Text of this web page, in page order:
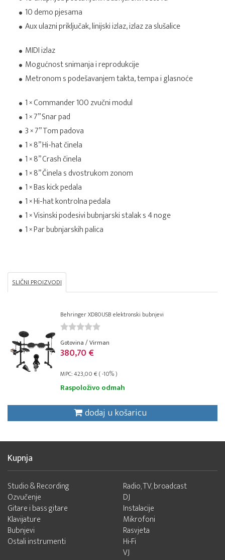
10 demo pjesama
Aux ulazni priključak, linijski izlaz, izlaz za slušalice
MIDI izlaz
Mogućnost snimanja i reprodukcije
Metronom s podešavanjem takta, tempa i glasnoće
1 × Commander 100 zvučni modul
1 × 7” Snar pad
3 × 7” Tom padova
1 × 8” Hi-hat činela
1 × 8” Crash činela
1 × 8” Činela s dvostrukom zonom
1 × Bas kick pedala
1 × Hi-hat kontrolna pedala
1 × Visinski podesivi bubnjarski stalak s 4 noge
1 × Par bubnjarskih palica
SLIČNI PROIZVODI
Behringer XD80USB elektronski bubnjevi
Gotovina / Virman
380,70 €
MPC: 423,00 € ( -10% )
Raspoloživo odmah
dodaj u košaricu
Kupnja
Studio & Recording
Ozvučenje
Gitare i bass gitare
Klavijature
Bubnjevi
Ostali instrumenti
Radio, TV, broadcast
DJ
Instalacije
Mikrofoni
Rasvjeta
Hi-Fi
VJ